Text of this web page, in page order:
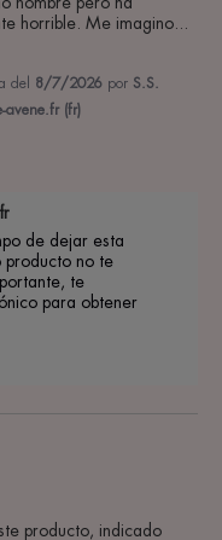
horrible. Me imagino
del 8/7/2026 por S.S.
avene.fr (fr)
de dejar esta
producto no te
te
para obtener
producto, indicado